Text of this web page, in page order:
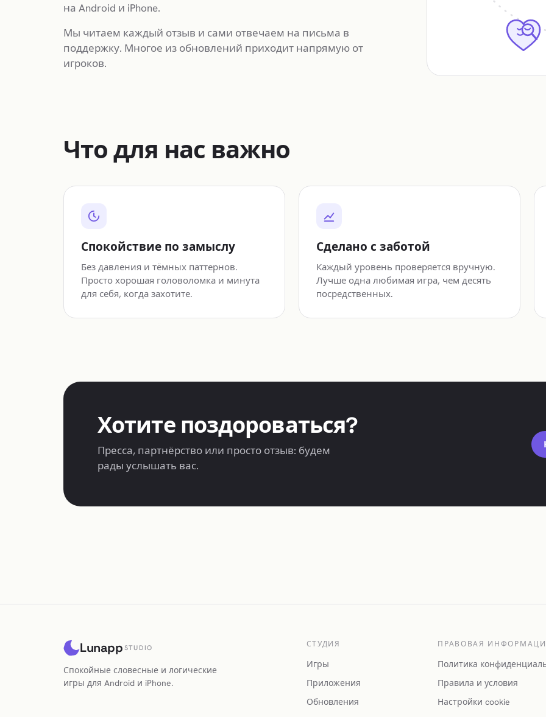
на Android и iPhone.
Мы читаем каждый отзыв и сами отвечаем на письма в
поддержку. Многое из обновлений приходит напрямую от
игроков.
Что для нас важно
Спокойствие по замыслу
Без давления и тёмных паттернов.
Просто хорошая головоломка и минута
для себя, когда захотите.
Сделано с заботой
Каждый уровень проверяется вручную.
Лучше одна любимая игра, чем десять
посредственных.
Хотите поздороваться?
Пресса, партнёрство или просто отзыв: будем
рады услышать вас.
Lunapp STUDIO
Спокойные словесные и логические
игры для Android и iPhone.
СТУДИЯ
Игры
Приложения
Обновления
ПРАВОВАЯ
Политика
Правила и условия
Настройки cookie